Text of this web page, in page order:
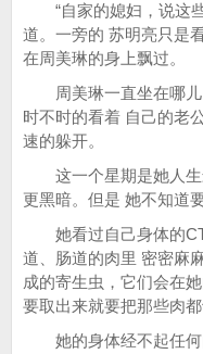
“自家的媳妇，说这些
道。一旁的 苏明亮只是
在周美琳的身上飘过。
周美琳一直坐在哪儿
时不时的看着 自己的老
速的躲开。
这一个星期是她人生
更黑暗。但是 她不知道
她看过自己身体的CT
道、肠道的肉里 密密麻
成的寄生虫，它们会在
要取出来就要把那些肉都
她的身体经不起任何